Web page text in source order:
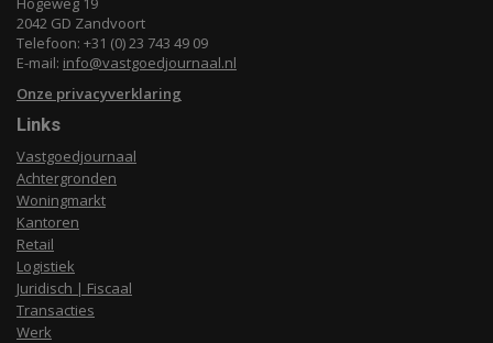
2042 GD Zandvoort
Telefoon: +31 (0) 23 743 49 09
E-mail: info@vastgoedjournaal.nl
Onze privacyverklaring
Links
Vastgoedjournaal
Achtergronden
Woningmarkt
Kantoren
Retail
Logistiek
Juridisch | Fiscaal
Transacties
Werk